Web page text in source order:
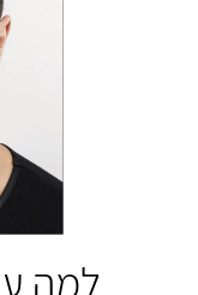
לחץ לצפייה
בהמלצה
למה